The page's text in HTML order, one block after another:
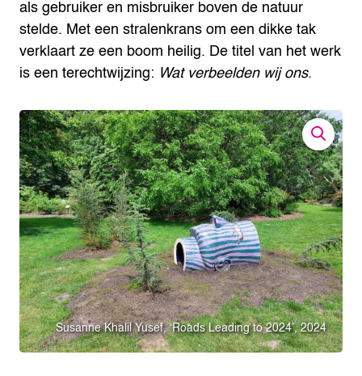
als gebruiker en misbruiker boven de natuur
stelde. Met een stralenkrans om een dikke tak
verklaart ze een boom heilig. De titel van het werk
is een terechtwijzing: Wat verbeelden wij ons.
Susanne Khalil Yusef, ‘Roads Leading to 2024’, 2024